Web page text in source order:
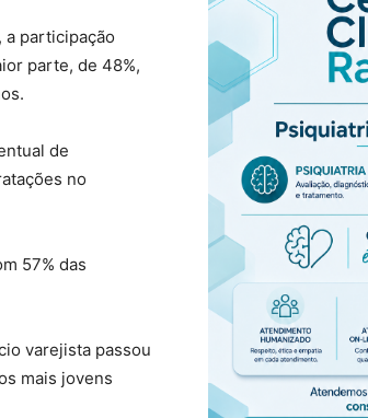
a participação
parte, de 48%,
de
no
57% das
varejista passou
mais jovens